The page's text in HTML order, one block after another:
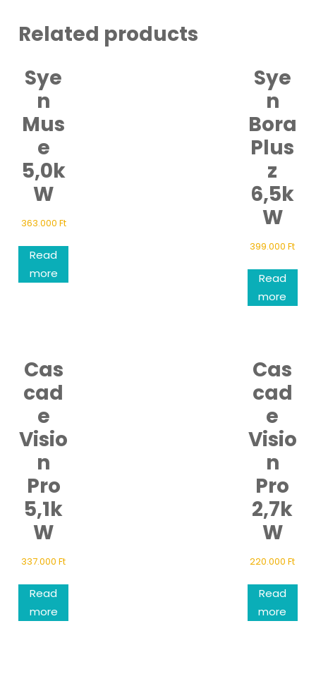
Related products
Sye
n
Mus
e
5,0k
W
363.000 Ft
Read
more
Sye
n
Bora
Plus
z
6,5k
W
399.000Ft
Read
more
Cas
cad
e
Visio
n
Pro
5,1k
W
337.000Ft
Read
more
Cas
cad
e
Visio
n
Pro
2,7k
W
220.000Ft
Read
more